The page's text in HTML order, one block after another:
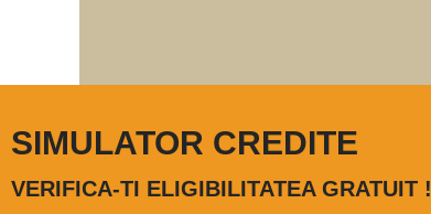
SIMULATOR CREDITE
VERIFICA-TI ELIGIBILITATEA GRATUIT !